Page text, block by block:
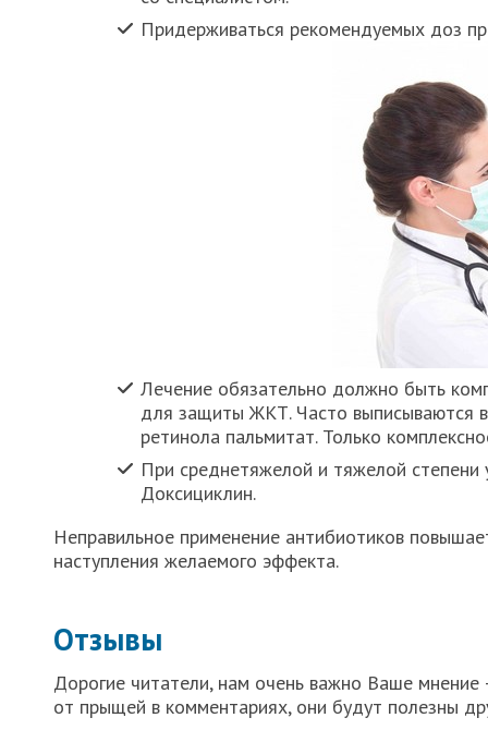
Придерживаться рекомендуемых доз
Лечение обязательно должно быть
для защиты ЖКТ. Часто выписываются
ретинола пальмитат. Только
При среднетяжелой и тяжелой степени
Доксициклин.
Неправильное применение антибиотиков
наступления желаемого эффекта.
Отзывы
Дорогие читатели, нам очень важно Ваше
от прыщей в комментариях, они будут полезны